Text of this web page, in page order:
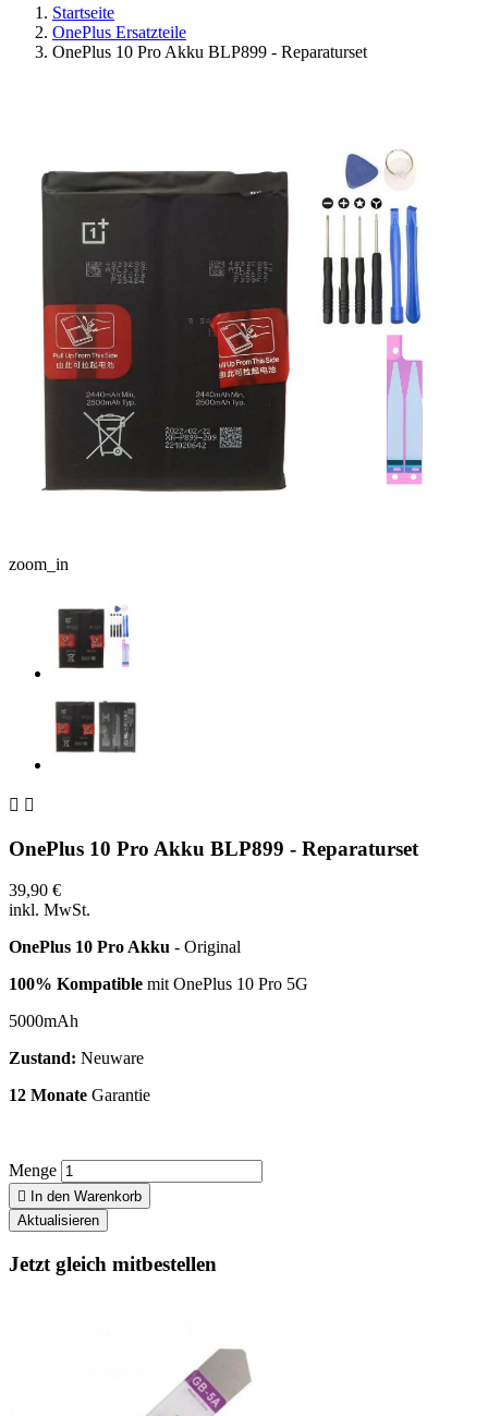
Startseite
OnePlus Ersatzteile
OnePlus 10 Pro Akku BLP899 - Reparaturset
zoom_in
 
OnePlus 10 Pro Akku BLP899 - Reparaturset
39,90 €
inkl. MwSt.
OnePlus 10 Pro Akku - Original
100% Kompatible mit OnePlus 10 Pro 5G
5000mAh
Zustand: Neuware
12 Monate Garantie
Menge
 In den Warenkorb
Jetzt gleich mitbestellen